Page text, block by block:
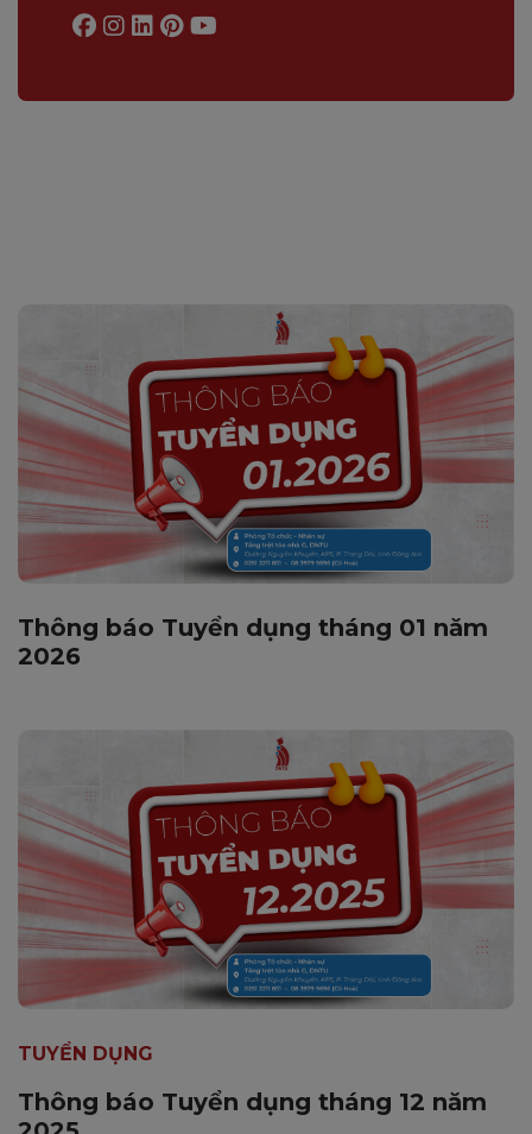
Thông báo Tuyển dụng tháng 01 năm
2026
TUYỂN DỤNG
Thông báo Tuyển dụng tháng 12 năm